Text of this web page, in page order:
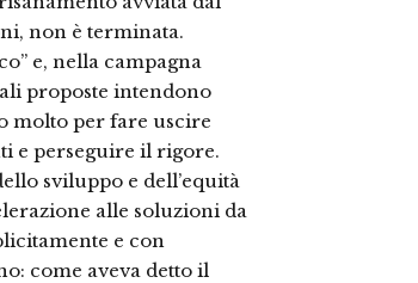
non è terminata.
e, nella campagna
proposte intendono
molto per fare uscire
e perseguire il rigore.
sviluppo e dell’equità
alle soluzioni da
e con
come aveva detto il